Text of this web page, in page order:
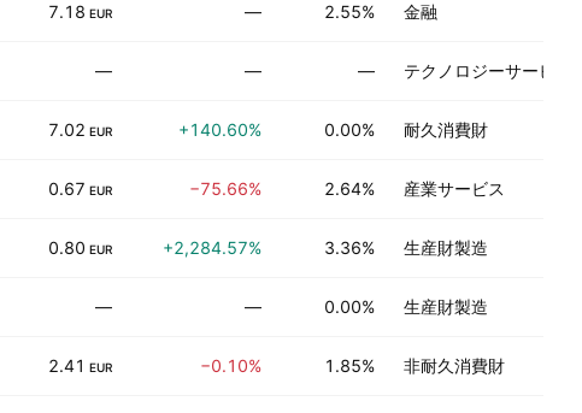
7.18 EUR — 2.55% 金融
— — — テクノロジーサービス
7.02 EUR +140.60% 0.00% 耐久消費財
0.67 EUR −75.66% 2.64% 産業サービス
0.80 EUR +2,284.57% 3.36% 生産財製造
— — 0.00% 生産財製造
2.41 EUR −0.10% 1.85% 非耐久消費財